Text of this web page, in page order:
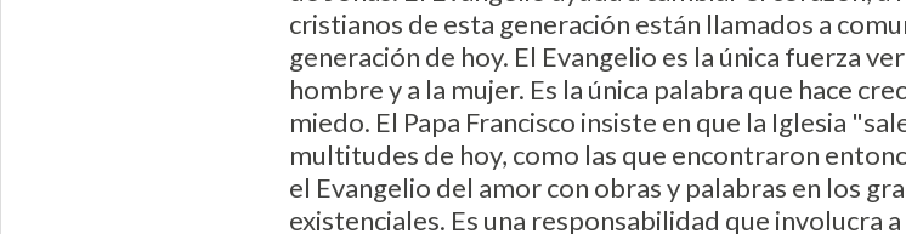
cristianos de esta generación están llamados a
generación de hoy. El Evangelio es la única fuerza
hombre y a la mujer. Es la única palabra que hace
miedo. El Papa Francisco insiste en que la Iglesia
multitudes de hoy, como las que encontraron
el Evangelio del amor con obras y palabras en los
existenciales. Es una responsabilidad que involucra